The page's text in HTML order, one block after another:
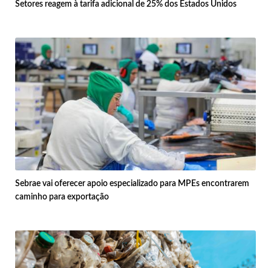
Setores reagem à tarifa adicional de 25% dos Estados Unidos
Sebrae vai oferecer apoio especializado para MPEs encontrarem
caminho para exportação